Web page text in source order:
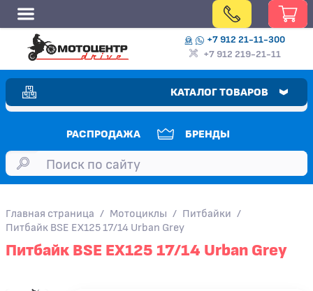
+7 912 21-11-300
+7 912 219-21-11
КАТАЛОГ ТОВАРОВ
РАСПРОДАЖА БРЕНДЫ
Главная страница / Мотоциклы / Питбайки /
Питбайк BSE EX125 17/14 Urban Grey
Питбайк BSE EX125 17/14 Urban Grey